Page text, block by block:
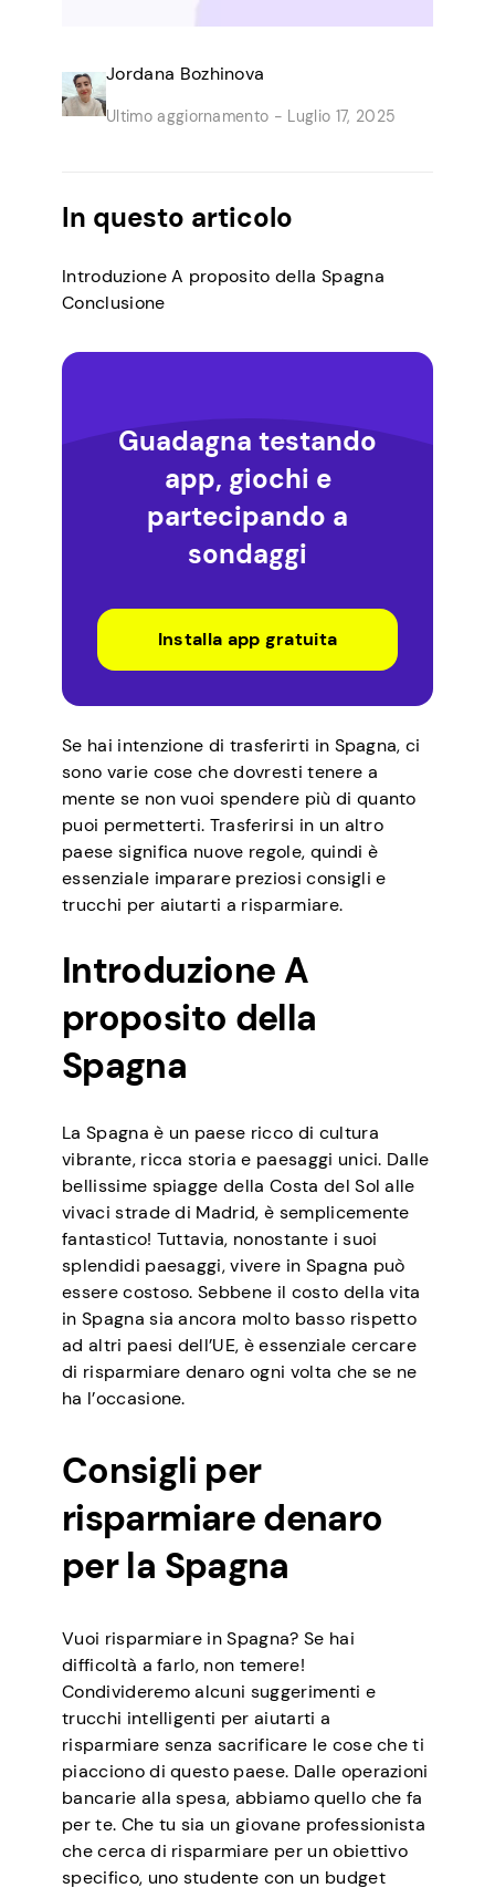
Jordana Bozhinova
Ultimo aggiornamento - Luglio 17, 2025
In questo articolo
Introduzione A proposito della Spagna
Conclusione
Guadagna testando
app, giochi e
partecipando a
sondaggi
Installa app gratuita
Se hai intenzione di trasferirti in Spagna, ci
sono varie cose che dovresti tenere a
mente se non vuoi spendere più di quanto
puoi permetterti. Trasferirsi in un altro
paese significa nuove regole, quindi è
essenziale imparare preziosi consigli e
trucchi per aiutarti a risparmiare.
Introduzione A
proposito della
Spagna
La Spagna è un paese ricco di cultura
vibrante, ricca storia e paesaggi unici. Dalle
bellissime spiagge della Costa del Sol alle
vivaci strade di Madrid, è semplicemente
fantastico! Tuttavia, nonostante i suoi
splendidi paesaggi, vivere in Spagna può
essere costoso. Sebbene il costo della vita
in Spagna sia ancora molto basso rispetto
ad altri paesi dell’UE, è essenziale cercare
di risparmiare denaro ogni volta che se ne
ha l’occasione.
Consigli per
risparmiare denaro
per la Spagna
Vuoi risparmiare in Spagna? Se hai
difficoltà a farlo, non temere!
Condivideremo alcuni suggerimenti e
trucchi intelligenti per aiutarti a
risparmiare senza sacrificare le cose che ti
piacciono di questo paese. Dalle operazioni
bancarie alla spesa, abbiamo quello che fa
per te. Che tu sia un giovane professionista
che cerca di risparmiare per un obiettivo
specifico, uno studente con un budget